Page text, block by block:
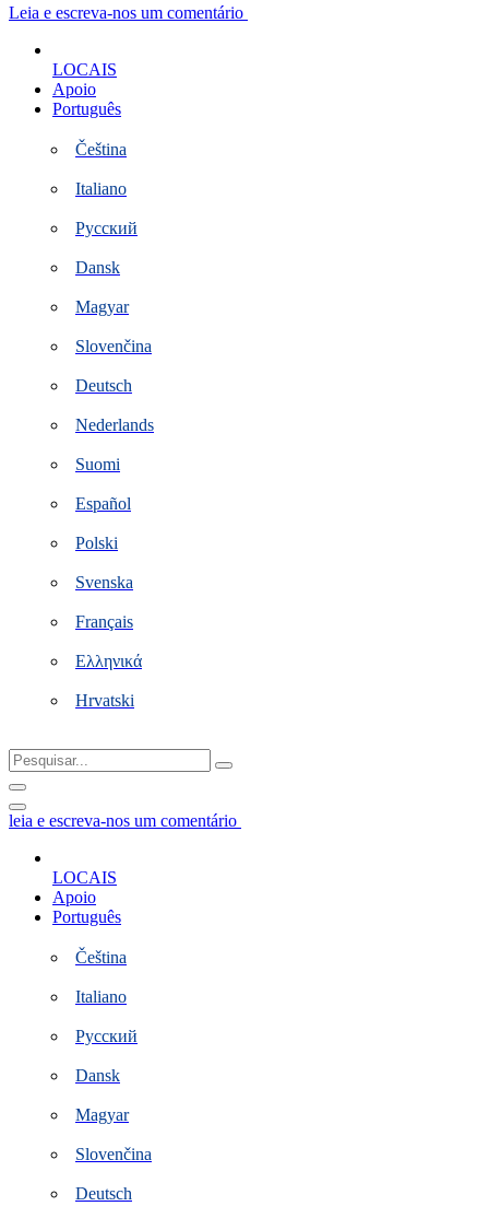
Ir
conteúdo
Leia e escreva-nos um comentário
LOCAIS
Apoio
Português
Čeština
Italiano
Русский
Dansk
Magyar
Slovenčina
Deutsch
Nederlands
Suomi
Español
Polski
Svenska
Français
Ελληνικά
Hrvatski
Pesquisar...
leia e escreva-nos um comentário
LOCAIS
Apoio
Português
Čeština
Italiano
Русский
Dansk
Magyar
Slovenčina
Deutsch